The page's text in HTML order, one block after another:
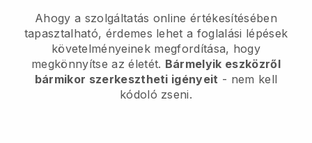
Ahogy a szolgáltatás online értékesítésében
tapasztalható, érdemes lehet a foglalási lépések
követelményeinek megfordítása, hogy
megkönnyítse az életét. Bármelyik eszközről
bármikor szerkesztheti igényeit - nem kell
kódoló zseni.